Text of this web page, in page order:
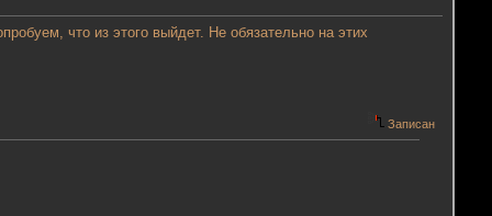
что из этого выйдет. Не обязательно на этих
Записан